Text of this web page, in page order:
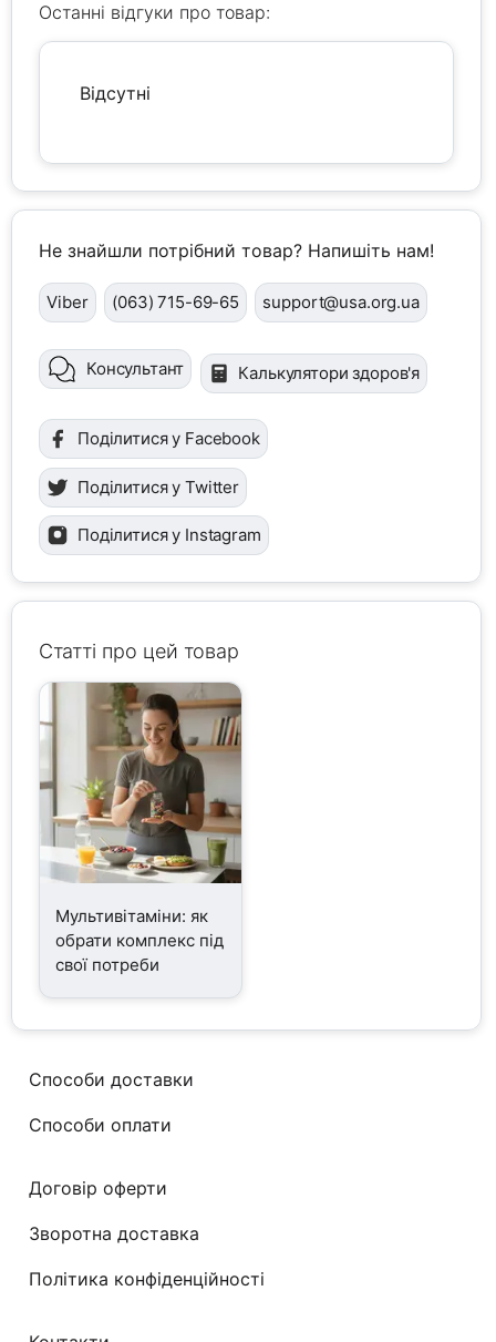
Останні відгуки про товар:
Відсутні
Не знайшли потрібний товар? Напишіть нам!
Viber (063) 715-69-65 support@usa.org.ua
Консультант Калькулятори здоров'я
Поділитися у Facebook
Поділитися у Twitter
Поділитися у Instagram
Статті про цей товар
Мультивітаміни: як
обрати комплекс під
свої потреби
Способи доставки
Способи оплати
Договір оферти
Зворотна доставка
Політика конфіденційності